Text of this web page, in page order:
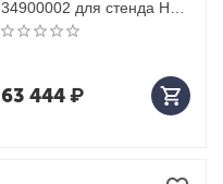
34900002 для стенда HPA
C800 3D
63 444₽